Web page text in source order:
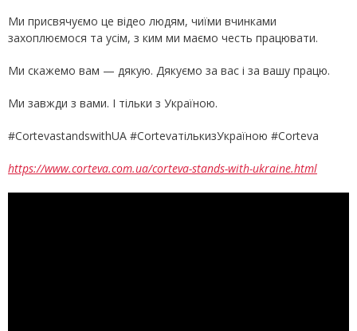
Ми присвячуємо це відео людям, чиїми вчинками
захоплюємося та усім, з ким ми маємо честь працювати.
Ми скажемо вам — дякую. Дякуємо за вас і за вашу працю.
Ми завжди з вами. І тільки з Україною.
#CortevastandswithUA #CortevaтількизУкраїною #Corteva
https://www.corteva.com.ua/corteva-stands-with-ukraine.html